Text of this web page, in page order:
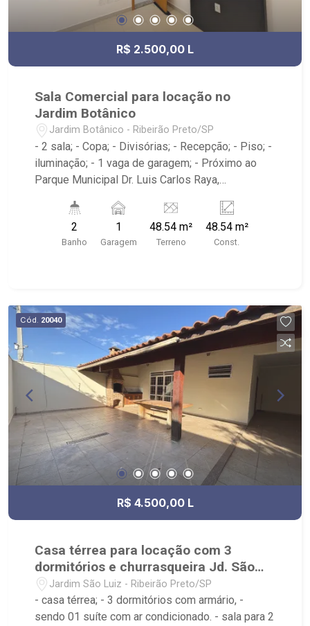
R$ 2.500,00 L
Sala Comercial para locação no
Jardim Botânico
Jardim Botânico - Ribeirão Preto/SP
- 2 sala; - Copa; - Divisórias; - Recepção; - Piso; -
iluminação; - 1 vaga de garagem; - Próximo ao
Parque Municipal Dr. Luis Carlos Raya,
Tibursiu`s - Botânico; - Ribeirão Imóveis,
referência em venda, compra e locação. - Sinta-
se em casa na Ribeirão Imóveis, afinal Somos e
Sul, Zona Leste, Centro e Bonfim Paulista; - para
Venda, Compra e Locação, imobiliária é Ribeirão
Imóveis - sede na Av. Professor João Fiusa;
2
Banho
1
Garagem
48.54 m²
Terreno
48.54 m²
Const.
Cód. 20040
R$ 4.500,00 L
Casa térrea para locação com 3
dormitórios e churrasqueira Jd. São
LuizJardim São Luiz - Ribeirão Preto/SP
- casa térrea; - 3 dormitórios com armário, -
sendo 01 suíte com ar condicionado. - sala para 2